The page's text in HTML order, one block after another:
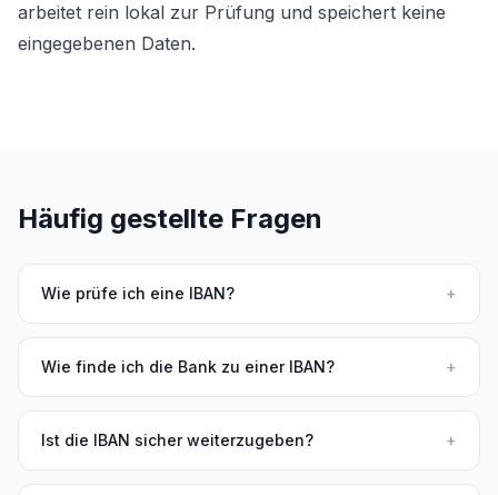
arbeitet rein lokal zur Prüfung und speichert keine
eingegebenen Daten.
Häufig gestellte Fragen
Wie prüfe ich eine IBAN? +
Wie finde ich die Bank zu einer IBAN? +
Ist die IBAN sicher weiterzugeben? +